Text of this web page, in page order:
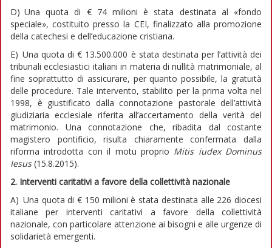
D) Una quota di € 74 milioni è stata destinata al «fondo
speciale», costituito presso la CEI, finalizzato alla promozione
della catechesi e dell’educazione cristiana.
E) Una quota di € 13.500.000 è stata destinata per l’attività dei
tribunali ecclesiastici italiani in materia di nullità matrimoniale, al
fine soprattutto di assicurare, per quanto possibile, la gratuità
delle procedure. Tale intervento, stabilito per la prima volta nel
1998, è giustificato dalla connotazione pastorale dell’attività
giudiziaria ecclesiale riferita all’accertamento della verità del
matrimonio. Una connotazione che, ribadita dal costante
magistero pontificio, risulta chiaramente confermata dalla
riforma introdotta con il motu proprio Mitis iudex Dominus
Iesus(15.8.2015).
2. Interventi caritativi a favore della collettività nazionale
A) Una quota di € 150 milioni è stata destinata alle 226 diocesi
italiane per interventi caritativi a favore della collettività
nazionale, con particolare attenzione ai bisogni e alle urgenze di
solidarietà emergenti.